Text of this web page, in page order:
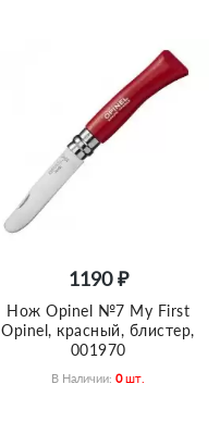
1190 ₽
Нож Opinel №7 My First
Opinel, красный, блистер,
001970
В Наличии: 0 Шт.